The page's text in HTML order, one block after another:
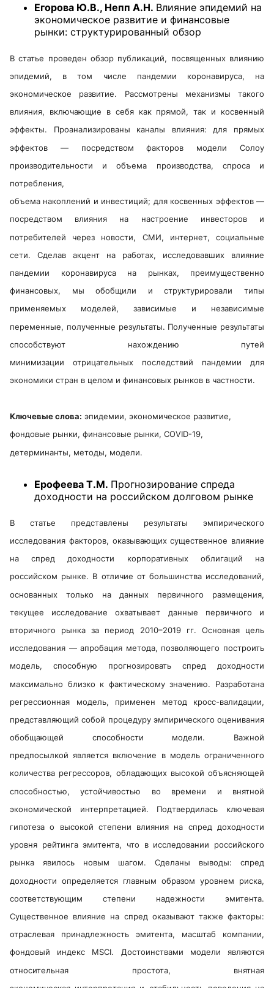
Егорова Ю.В., Непп А.Н. Влияние эпидемий на
экономическое развитие и финансовые
рынки: структурированный обзор
В статье проведен обзор публикаций, посвященных влиянию
эпидемий, в том числе пандемии коронавируса, на
экономическое развитие. Рассмотрены механизмы такого
влияния, включающие в себя как прямой, так и косвенный
эффекты. Проанализированы каналы влияния: для прямых
эффектов — посредством факторов модели Солоу
производительности и объема производства, спроса и
потребления,
объема накоплений и инвестиций; для косвенных эффектов —
посредством влияния на настроение инвесторов и
потребителей через новости, СМИ, интернет, социальные
сети. Сделав акцент на работах, исследовавших влияние
пандемии коронавируса на рынках, преимущественно
финансовых, мы обобщили и структурировали типы
применяемых моделей, зависимые и независимые
переменные, полученные результаты. Полученные результаты
способствуют нахождению путей
минимизации отрицательных последствий пандемии для
экономики стран в целом и финансовых рынков в частности.
Ключевые слова: эпидемии, экономическое развитие,
фондовые рынки, финансовые рынки, COVID-19,
детерминанты, методы, модели.
Ерофеева Т.М. Прогнозирование спреда
доходности на российском долговом рынке
В статье представлены результаты эмпирического
исследования факторов, оказывающих существенное влияние
на спред доходности корпоративных облигаций на
российском рынке. В отличие от большинства исследований,
основанных только на данных первичного размещения,
текущее исследование охватывает данные первичного и
вторичного рынка за период 2010–2019 гг. Основная цель
исследования — апробация метода, позволяющего построить
модель, способную прогнозировать спред доходности
максимально близко к фактическому значению. Разработана
регрессионная модель, применен метод кросс-валидации,
представляющий собой процедуру эмпирического оценивания
обобщающей способности модели. Важной
предпосылкой является включение в модель ограниченного
количества регрессоров, обладающих высокой объясняющей
способностью, устойчивостью во времени и внятной
экономической интерпретацией. Подтвердилась ключевая
гипотеза о высокой степени влияния на спред доходности
уровня рейтинга эмитента, что в исследовании российского
рынка явилось новым шагом. Сделаны выводы: спред
доходности определяется главным образом уровнем риска,
соответствующим степени надежности эмитента.
Существенное влияние на спред оказывают также факторы:
отраслевая принадлежность эмитента, масштаб компании,
фондовый индекс MSCI. Достоинствами модели являются
относительная простота, внятная